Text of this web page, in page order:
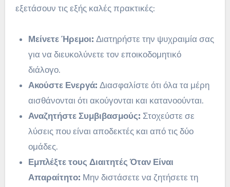
εξετάσουν τις εξής καλές πρακτικές:
Μείνετε Ήρεμοι: Διατηρήστε την ψυχραιμία σας
για να διευκολύνετε τον εποικοδομητικό
διάλογο.
Ακούστε Ενεργά: Διασφαλίστε ότι όλα τα μέρη
αισθάνονται ότι ακούγονται και κατανοούνται.
Αναζητήστε Συμβιβασμούς: Στοχεύστε σε
λύσεις που είναι αποδεκτές και από τις δύο
ομάδες.
Εμπλέξτε τους Διαιτητές Όταν Είναι
Απαραίτητο: Μην διστάσετε να ζητήσετε τη